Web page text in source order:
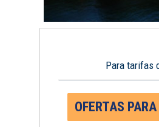
Para tarifas
OFERTAS